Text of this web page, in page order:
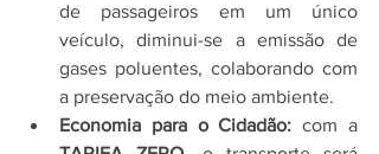
de passageiros em um único
veículo, diminui-se a emissão de
gases poluentes, colaborando com
a preservação do meio ambiente.
Economia para o Cidadão: